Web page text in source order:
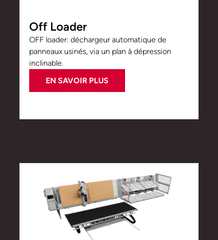
Off Loader
OFF loader: déchargeur automatique de
panneaux usinés, via un plan à dépression
inclinable.
EN SAVOIR PLUS